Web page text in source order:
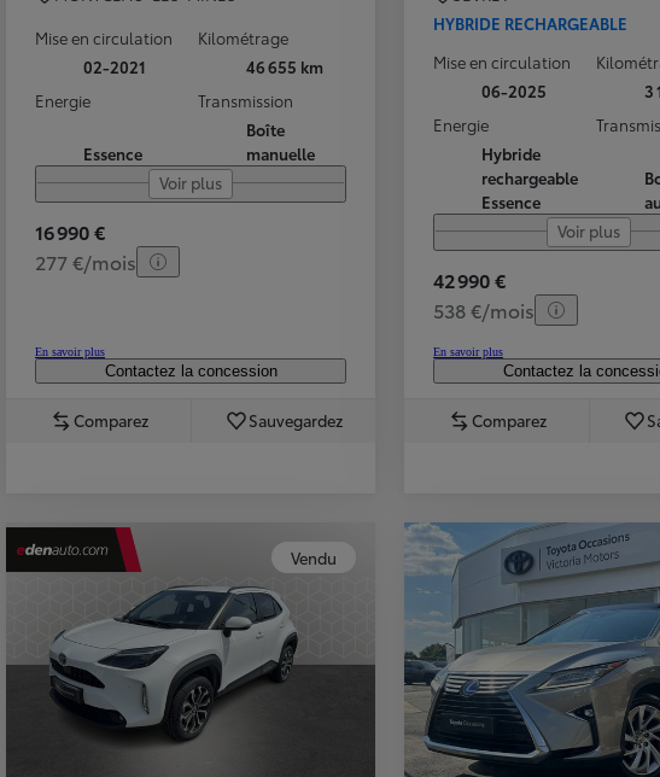
Mise en circulation
02-2021
Kilométrage
46 655 km
Energie
Essence
Transmission
Boîte
manuelle
Voir plus
16 990 €
277 €/mois
En savoir plus
Contactez la concession
Comparez Sauvegardez
HYBRIDE RECHARGEABLE
Mise en circulation
06-2025
3
Energie
Hybride
rechargeable
Essence
Voir plus
42 990 €
538 €/mois
En savoir plus
Contactez la
Comparez
Vendu